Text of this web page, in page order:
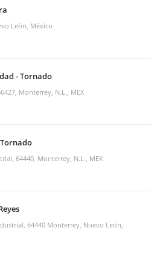
León, México
- Tornado
Monterrey, N.L., MEX
64440, Monterrey, N.L., MEX
64440 Monterrey, Nuevo León,